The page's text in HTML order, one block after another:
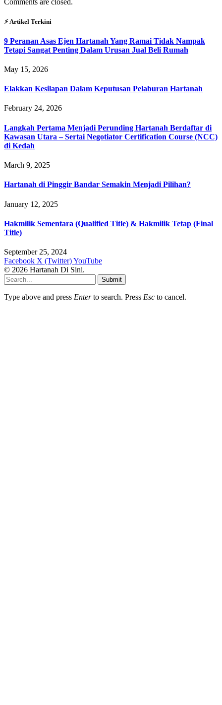
Comments are closed.
⚡︎ Artikel Terkini
9 Peranan Asas Ejen Hartanah Yang Ramai Tidak Nampak
Tetapi Sangat Penting Dalam Urusan Jual Beli Rumah
May 15, 2026
Elakkan Kesilapan Dalam Keputusan Pelaburan Hartanah
February 24, 2026
Langkah Pertama Menjadi Perunding Hartanah Berdaftar di
Kawasan Utara – Sertai Negotiator Certification Course (NCC)
di Kedah
March 9, 2025
Hartanah di Pinggir Bandar Semakin Menjadi Pilihan?
January 12, 2025
Hakmilik Sementara (Qualified Title) & Hakmilik Tetap (Final
Title)
September 25, 2024
Facebook X (Twitter)YouTube
© 2026 Hartanah Di Sini.
Submit
Type above and press Enterto search. Press Esc to cancel.